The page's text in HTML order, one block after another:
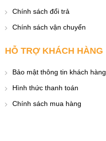
Chính sách đổi trả
Chính sách vận chuyển
HỖ TRỢ KHÁCH HÀNG
Bảo mật thông tin khách hàng
Hình thức thanh toán
Chính sách mua hàng